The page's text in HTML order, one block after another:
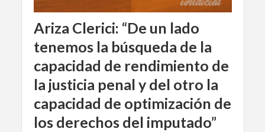
Ariza Clerici: “De un lado
tenemos la búsqueda de la
capacidad de rendimiento de
la justicia penal y del otro la
capacidad de optimización de
los derechos del imputado”